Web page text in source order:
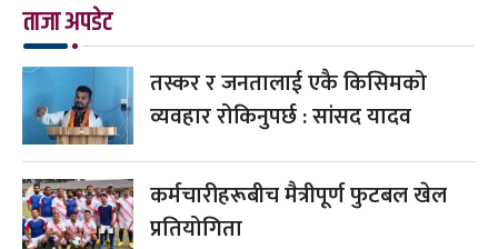
ताजा अपडेट
तस्कर र जनतालाई एकै किसिमको
व्यवहार रोकिनुपर्छ : सांसद यादव
कर्मचारीहरूबीच मैत्रीपूर्ण फुटबल खेल
प्रतियोगिता